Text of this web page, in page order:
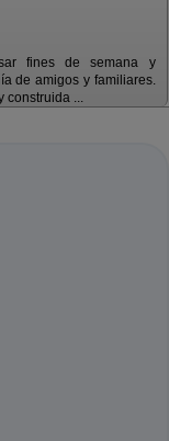
fines de semana y
de amigos y familiares.
construida ...